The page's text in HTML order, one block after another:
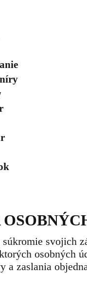
súkromie svojich
osobných
a zaslania